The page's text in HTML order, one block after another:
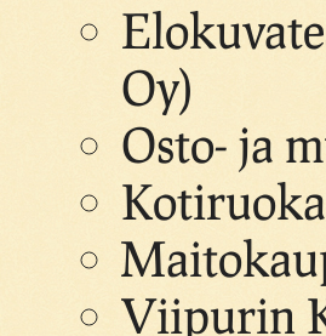
Oy)
Osto- ja
Viipurin